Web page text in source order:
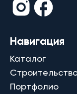
Навигация
Каталог
Портфолио